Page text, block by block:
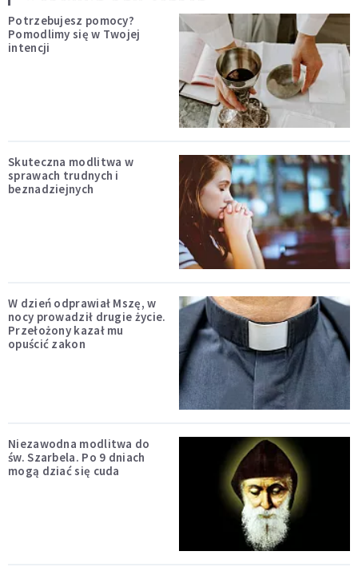
Potrzebujesz pomocy?
Pomodlimy się w Twojej
intencji
Skuteczna modlitwa w
sprawach trudnych i
beznadziejnych
W dzień odprawiał Mszę, w
nocy prowadził drugie życie.
Przełożony kazał mu
opuścić zakon
Niezawodna modlitwa do
św. Szarbela. Po 9 dniach
mogą dziać się cuda